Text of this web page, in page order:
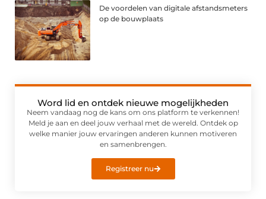
De voordelen van digitale afstandsmeters
op de bouwplaats
Word lid en ontdek nieuwe mogelijkheden
Neem vandaag nog de kans om ons platform te verkennen!
Meld je aan en deel jouw verhaal met de wereld. Ontdek op
welke manier jouw ervaringen anderen kunnen motiveren
en samenbrengen.
Registreer nu